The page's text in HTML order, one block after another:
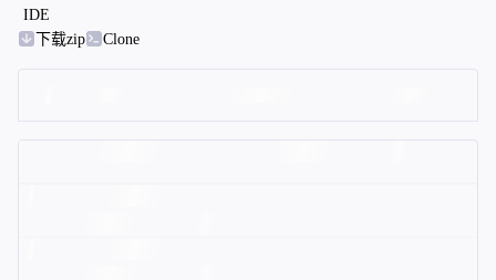
IDE
下载zip
Clone